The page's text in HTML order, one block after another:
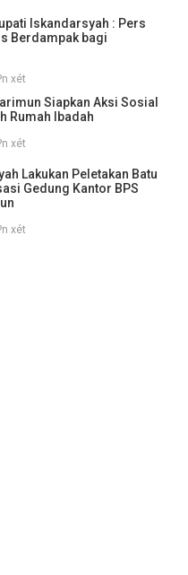
Iskandarsyah : Pers
Berdampak bagi
xét
Siapkan Aksi Sosial
Rumah Ibadah
xét
Lakukan Peletakan Batu
Gedung Kantor BPS
xét